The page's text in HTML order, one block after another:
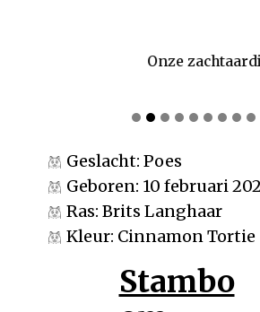
Onze zachtaardige, speelse
Geslacht: Poes
Geboren: 10 februari
Ras: Brits Langhaar
Kleur: Cinnamon Tortie
Stambo​​